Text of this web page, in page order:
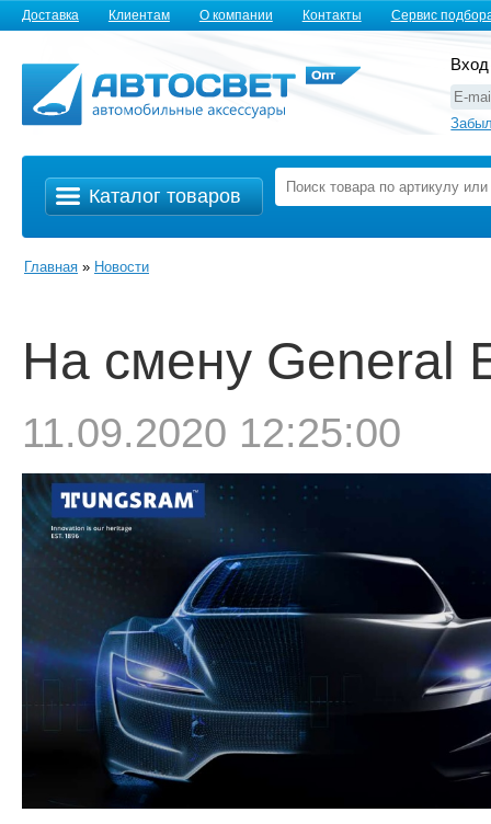
Доставка Клиентам О компании Контакты Сервис
Каталог товаров
Главная » Новости
На смену General
11.09.2020 12:25:00